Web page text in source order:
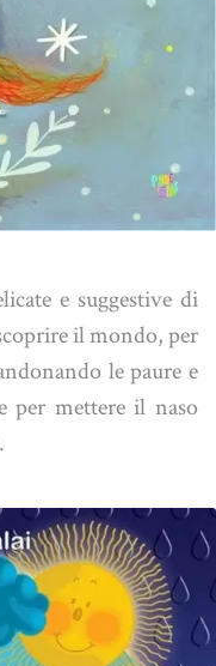
e suggestive di
il mondo, per
le paure e
per mettere il naso